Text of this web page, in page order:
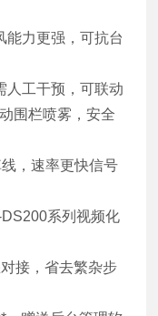
能力更强，可抗台
人工干预，可联动
围栏喷雾，安全
，速率更快信号
系列视频化
接，省去繁杂步